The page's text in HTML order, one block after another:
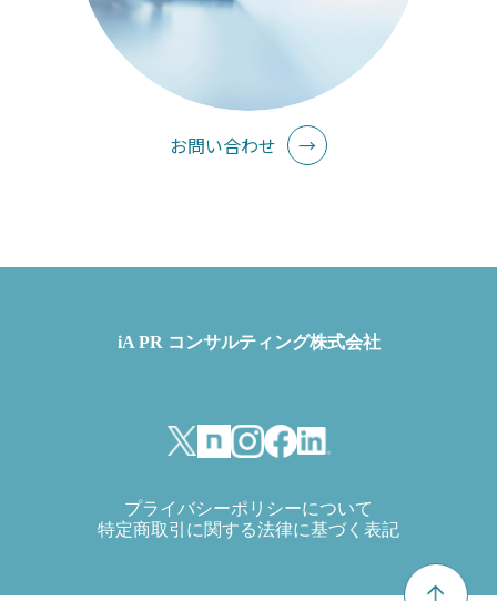
お問い合わせ →
iA PR コンサルティング株式会社
プライバシーポリシーについて
特定商取引に関する法律に基づく表記